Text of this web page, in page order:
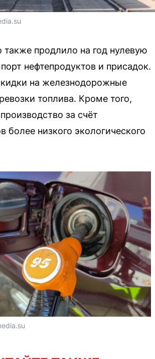
также продлило на год нулевую
нефтепродуктов и присадок.
на железнодорожные
топлива. Кроме того,
за счёт
более низкого экологического